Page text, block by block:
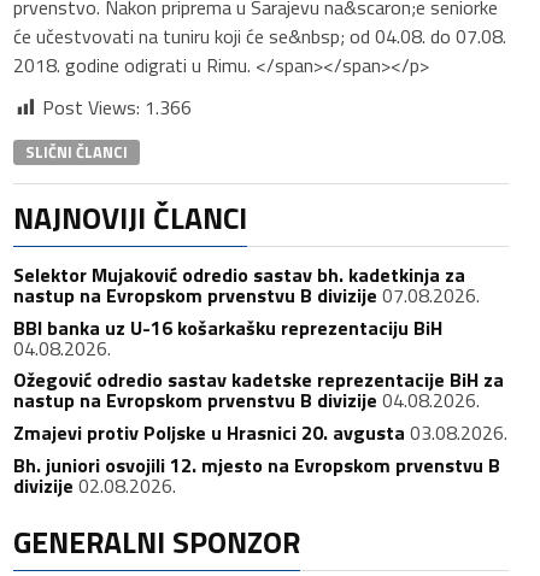
prvenstvo. Nakon priprema u Sarajevu na&scaron;e seniorke
će učestvovati na tuniru koji će se&nbsp; od 04.08. do 07.08.
2018. godine odigrati u Rimu. </span></span></p>
Post Views: 1.366
SLIČNI ČLANCI
NAJNOVIJI ČLANCI
Selektor Mujaković odredio sastav bh. kadetkinja za
nastup na Evropskom prvenstvu B divizije 07.08.2026.
BBI banka uz U-16 košarkašku reprezentaciju BiH
04.08.2026.
Ožegović odredio sastav kadetske reprezentacije BiH za
nastup na Evropskom prvenstvu B divizije 04.08.2026.
Zmajevi protiv Poljske u Hrasnici 20. avgusta 03.08.2026.
Bh. juniori osvojili 12. mjesto na Evropskom prvenstvu B
divizije 02.08.2026.
GENERALNI SPONZOR